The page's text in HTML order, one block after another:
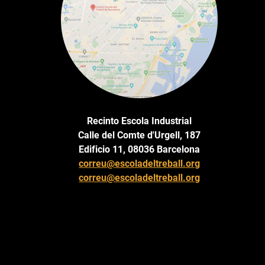
Recinto Escola Industrial
Calle del Comte d'Urgell, 187
Edificio 11, 08036 Barcelona
correu@escoladeltreball.org
correu@escoladeltreball.org